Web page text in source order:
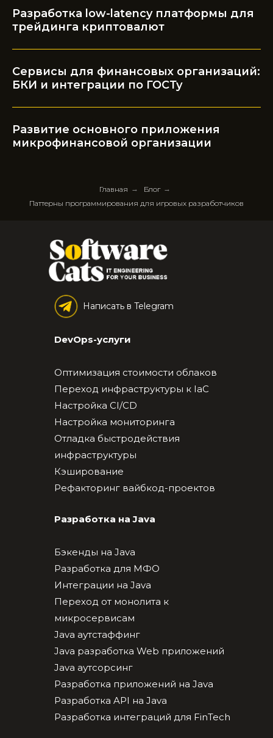
Разработка low-latency платформы для
трейдинга криптовалют
Сервисы для финансовых организаций:
БКИ и интеграции по ГОСТу
Развитие основного приложения
микрофинансовой организации
Главная → Блог →
Паттерны программирования для игровых разработчиков
DevOps-услуги
Оптимизация стоимости облаков
Переход инфраструктуры к IaC
Настройка CI/CD
Настройка мониторинга
Отладка быстродействия
инфраструктуры
Кэширование
Рефакторинг вайбкод-проектов
Разработка на Java
Бэкенды на Java
Разработка для МФО
Интеграции на Java
Переход от монолита к
микросервисам
Java аутстаффинг
Java разработка Web приложений
Java аутсорсинг
Разработка приложений на Java
Разработка API на Java
Разработка интеграций для FinTech
Написать в Telegram